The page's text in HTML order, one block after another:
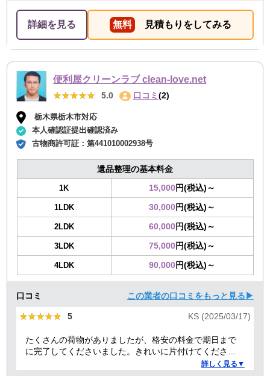
詳細を見る 無料 見積もりをしてみる
便利屋クリーンラブ clean-love.net
★★★★★
★★★★★ 5.0 口コミ (2)
栃木県栃木市対応
本人確認証提出確認済み
古物商許可証：第441010002938号
遺品整理の基本料金
1K 15,000円(税込)～
1LDK 30,000円(税込)～
2LDK 60,000円(税込)～
3LDK 75,000円(税込)～
4LDK 90,000円(税込)～
口コミ この業者の口コミをもっと見る▶
★★★★★
★★★★★ 5 KS (2025/03/17)
たくさんの荷物がありましたが、格安の料金で期日まで
に完了してくださいました。きれいに片付けてくださり
ありがとうございました。作業の進捗も報告してくださ
詳しく見る▼